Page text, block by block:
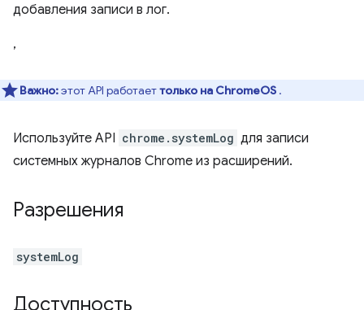
добавления записи в лог.
,
Важно:этот API работаеттолько на ChromeOS .
Используйте API chrome.systemLog для записи
системных журналов Chrome из расширений.
Разрешения
systemLog
Доступность